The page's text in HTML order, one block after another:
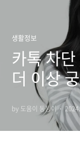
생활정보
카톡 차
더 이상
by 도움이 동동이